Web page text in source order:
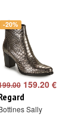
-20%
159.20 €
Sally